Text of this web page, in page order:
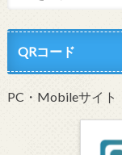
QRコード
PC・Mobileサイト